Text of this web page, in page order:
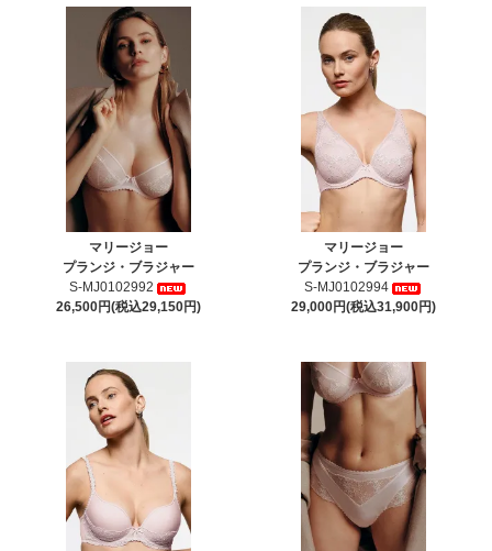
マリージョー
プランジ・ブラジャー
S-MJ0102992
26,500円(税込29,150円)
マリージョー
プランジ・ブラジャー
S-MJ0102994
29,000円(税込31,900円)